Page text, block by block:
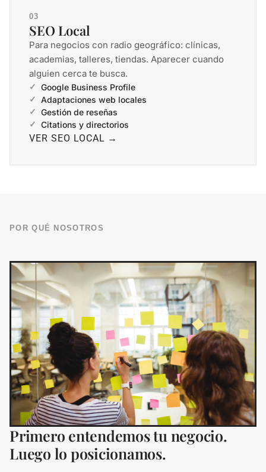
03
SEO Local
Para negocios con radio geográfico: clínicas,
academias, talleres, tiendas. Aparecer cuando
alguien cerca te busca.
Google Business Profile
Adaptaciones web locales
Gestión de reseñas
Citations y directorios
VER SEO LOCAL →
POR QUÉ NOSOTROS
Primero entendemos tu negocio.
Luego lo posicionamos.